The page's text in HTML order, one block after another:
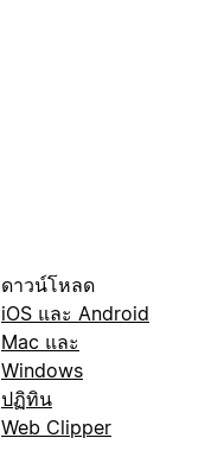
ดาวน์โหลด
iOS และ Android
Mac และ
Windows
ปฏิทิน
Web Clipper